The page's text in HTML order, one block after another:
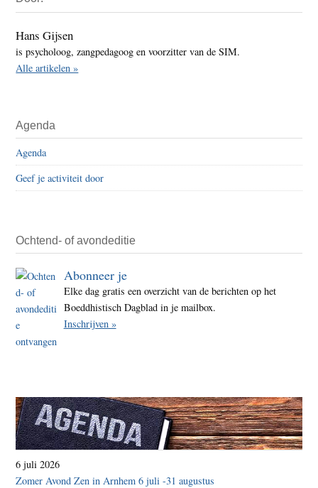
Hans Gijsen
is psycholoog, zangpedagoog en voorzitter van de SIM.
Alle artikelen »
Agenda
Agenda
Geef je activiteit door
Ochtend- of avondeditie
Abonneer je
Elke dag gratis een overzicht van de berichten op het
Boeddhistisch Dagblad in je mailbox.
Inschrijven »
6 juli 2026
Zomer Avond Zen in Arnhem 6 juli -31 augustus